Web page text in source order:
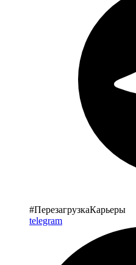
#ПерезагрузкаКарьеры
telegram